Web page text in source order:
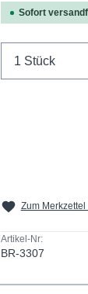
Sofort
Produkt
Zum
Artikel-Nr:
BR-3307